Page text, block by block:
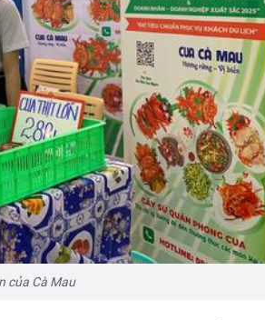
của Cà Mau